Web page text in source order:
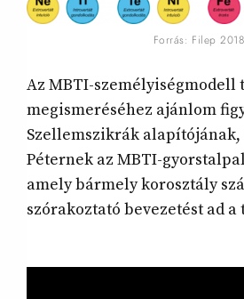
Forrás: Filep 2018
Az MBTI-személyiségmodell
megismeréséhez ajánlom
Szellemszikrák alapítójának,
Péternek az MBTI-
amely bármely korosztály
szórakoztató bevezetést ad a